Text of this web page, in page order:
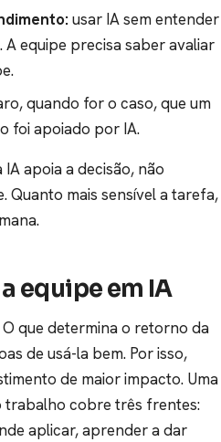
usar IA sem entender
equipe precisa saber avaliar
quando for o caso, que um
foi apoiado por IA.
apoia a decisão, não
Quanto mais sensível a tarefa,
equipe em IA
que determina o retorno da
de usá-la bem. Por isso,
de maior impacto. Uma
trabalho cobre três frentes:
aplicar, aprender a dar